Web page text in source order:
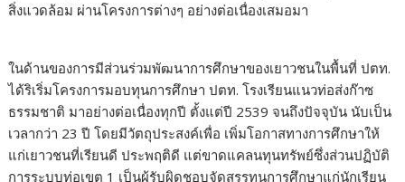
สิ่งแวดล้อม ผ่านโครงการต่างๆ อย่างต่อเนื่องเสมอมา
ในด้านของการมีส่วนร่วมพัฒนาการศึกษาของเยาวชนในพื้นที่ ปตท.
ได้ริเริ่มโครงการมอบทุนการศึกษา ปตท. โรงเรียนแนวท่อส่งก๊าซ
ธรรมชาติ มาอย่างต่อเนื่องทุกปี ตั้งแต่ปี 2539 จนถึงปัจจุบัน นับเป็น
เวลากว่า 23 ปี โดยมีวัตถุประสงค์เพื่อ เพิ่มโอกาสทางการศึกษาให้
แก่เยาวชนที่เรียนดี ประพฤติดี แต่ขาดแคลนทุนทรัพย์ซึ่งส่วนปฏิบัติ
การระบบท่อเขต 1 เป็นผู้รับผิดชอบจัดสรรทุนการศึกษาแก่นักเรียน